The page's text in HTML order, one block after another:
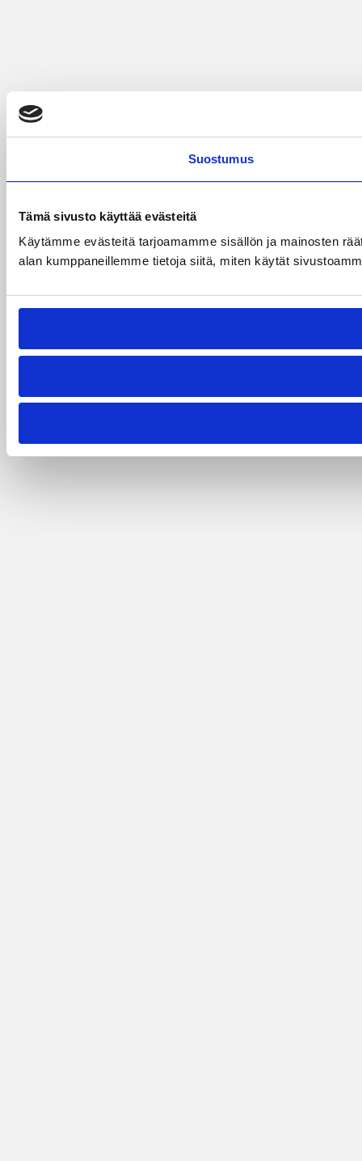
Suostumus
Tämä sivusto käyttää evästeitä
Käytämme evästeitä tarjoamamme sisällön ja mainosten
alan kumppaneillemme tietoja siitä, miten käytät